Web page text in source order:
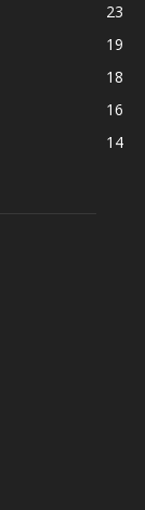
23
19
18
16
14